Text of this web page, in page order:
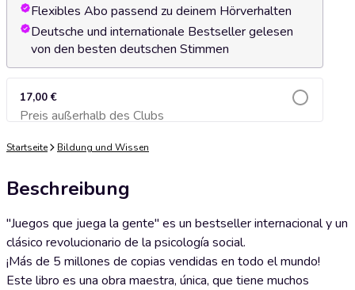
Flexibles Abo passend zu deinem Hörverhalten
Deutsche und internationale Bestseller gelesen
von den besten deutschen Stimmen
17,00 €
Preis außerhalb des ClubsZum Warenkorb hinzufügen
Startseite Bildung und Wissen
Beschreibung
"Juegos que juega la gente" es un bestseller internacional y un
clásico revolucionario de la psicología social.
¡Más de 5 millones de copias vendidas en todo el mundo!
Este libro es una obra maestra, única, que tiene muchos